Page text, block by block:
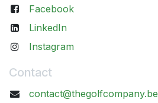
Facebook
LinkedIn
Instagram
Contact
contact@thegolfcompany.be